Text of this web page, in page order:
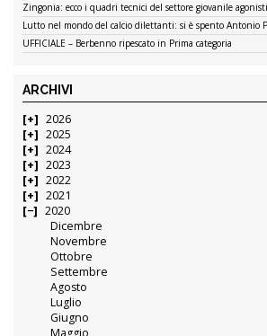
Zingonia: ecco i quadri tecnici del settore giovanile
Lutto nel mondo del calcio dilettanti: si è spento Antonio
UFFICIALE – Berbenno ripescato in Prima categoria
ARCHIVI
2026
2025
2024
2023
2022
2021
2020
Dicembre
Novembre
Ottobre
Settembre
Agosto
Luglio
Giugno